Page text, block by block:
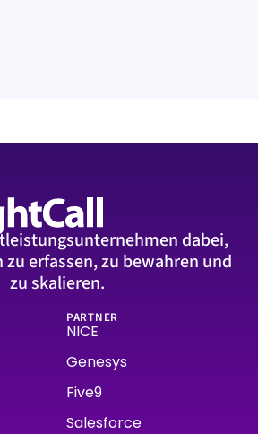
dabei,
erfassen, zu bewahren und
zu skalieren.
PARTNER
NICE
Genesys
Five9
Salesforce